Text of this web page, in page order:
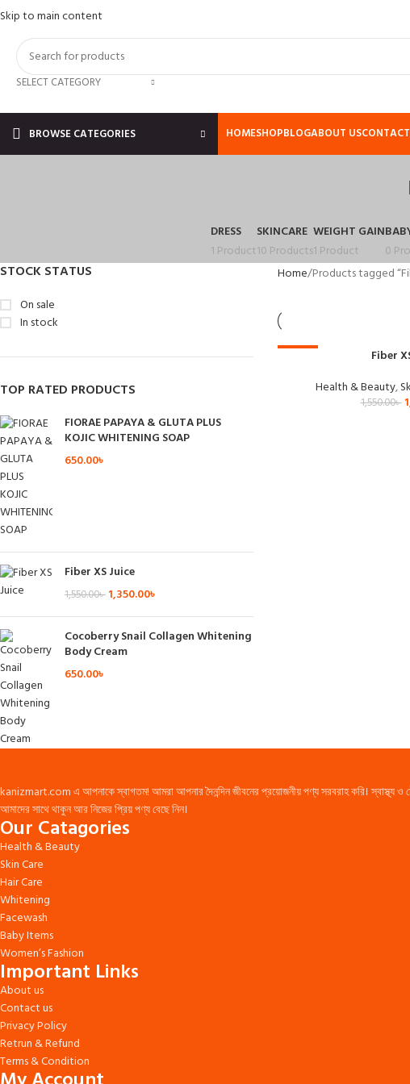
Skip to main content
SELECT CATEGORY
BROWSE CATEGORIES HOMESHOPBLOGABOUT US
DRESS
1 Product
SKINCARE
10 Products
WEIGHT GAIN
1 Product
0
STOCK STATUS
On sale
In stock
TOP RATED PRODUCTS
FIORAE PAPAYA & GLUTA PLUS
KOJIC WHITENING SOAP
650.00৳
Fiber XS Juice
1,550.00৳ 1,350.00৳
Cocoberry Snail Collagen Whitening
Body Cream
650.00৳
Home Products tagged
Fiber
Health & Beauty,
1,550.00৳
kanizmart.com এ আপনাকে স্বাগতম! আমরা আপনার দৈনন্দিন জীবনের প্রয়োজনীয় পণ্য সরবরাহ করি। স্বাস্থ্য ও
আমাদের সাথে থাকুন আর নিজের প্রিয় পণ্য বেছে নিন।
Our Catagories
Health & Beauty
Skin Care
Hair Care
Whitening
Facewash
Baby Items
Women’s Fashion
Important Links
About us
Contact us
Privacy Policy
Retrun & Refund
Terms & Condition